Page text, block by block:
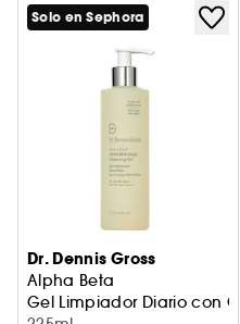
Solo en Sephora
Dr. Dennis Gross
Alpha Beta
Gel Limpiador Diario con